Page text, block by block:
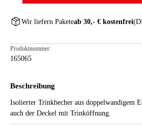
Wir liefern Paketeab 30,- € kostenfrei
Produktnummer:
165065
Beschreibung
Isolierter Trinkbecher aus doppelwandigem
auch der Deckel mit Trinköffnung.